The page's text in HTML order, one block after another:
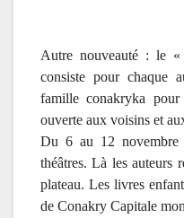
Autre nouveauté : le «
consiste pour chaque
famille conakryka
ouverte aux voisins et
Du 6 au 12 novembre
théâtres. Là les auteurs
plateau. Les livres
de Conakry Capitale